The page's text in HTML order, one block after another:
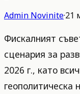
Admin Novinite·21
Фискалният
сценария за
2026 г., като
геополитическа